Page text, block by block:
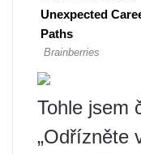
Tohle jsem
„Odřízněte